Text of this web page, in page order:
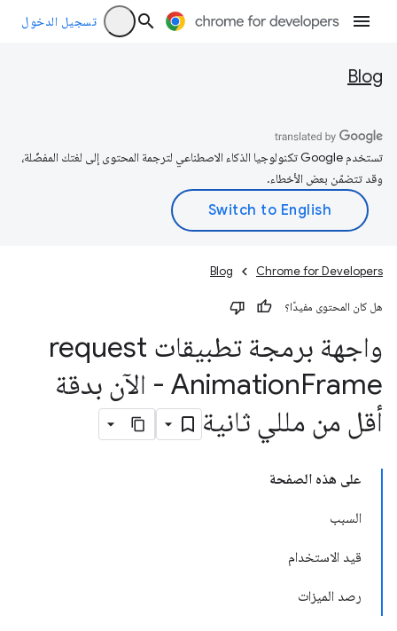
تسجيل الدخول
Blog
تستخدم Google تكنولوجيا الذكاء الاصطناعي لترجمة المحتوى إلى لغتك المفضّلة،
وقد تتضمّن بعض الأخطاء.
Chrome for Developers
Blog
هل كان المحتوى مفيدًا؟
واجهة برمجة تطبيقات request
Animation Frame - الآن بدقة
أقل من مللي ثانية
على هذه الصفحة
السبب
قيد الاستخدام
رصد الميزات